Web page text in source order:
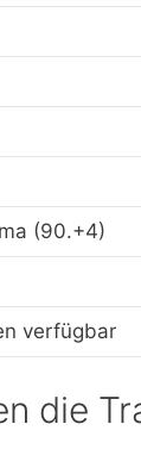
(90.+4)
verfügbar
die